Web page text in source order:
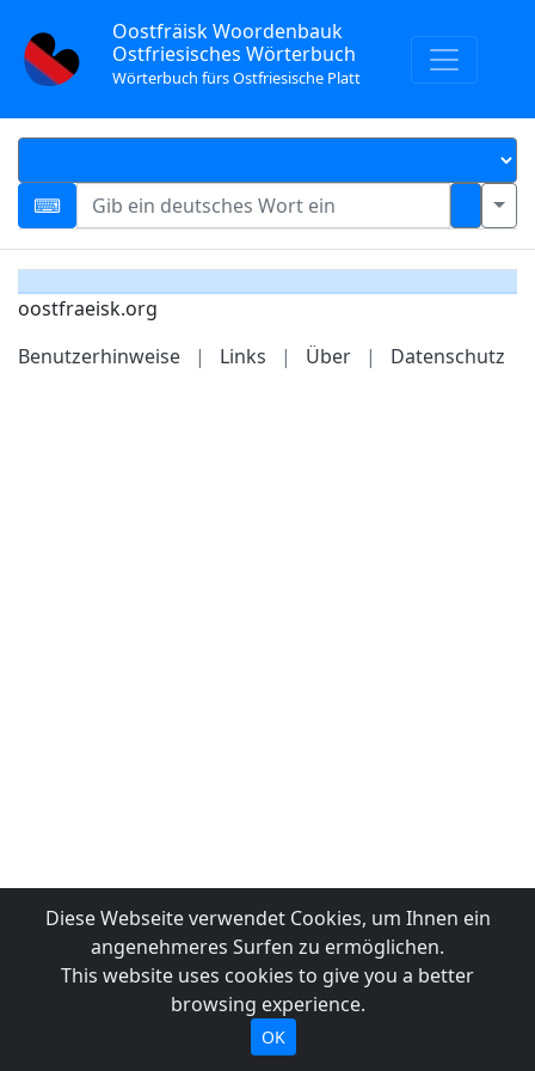
Oostfräisk Woordenbauk
Ostfriesisches Wörterbuch
Wörterbuch fürs Ostfriesische Platt
oostfraeisk.org
Benutzerhinweise
| Links | Über | Datenschutz
Diese Webseite verwendet Cookies, um Ihnen ein
angenehmeres Surfen zu ermöglichen.
This website uses cookies to give you a better
browsing experience.
OK